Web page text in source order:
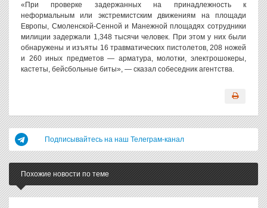
«При проверке задержанных на принадлежность к
неформальным или экстремистским движениям на площади
Европы, Смоленской-Сенной и Манежной площадях сотрудники
милиции задержали 1,348 тысячи человек. При этом у них были
обнаружены и изъяты 16 травматических пистолетов, 208 ножей
и 260 иных предметов — арматура, молотки, электрошокеры,
кастеты, бейсбольные биты», — сказал собеседник агентства.
Подписывайтесь на наш Телеграм-канал
Похожие новости по теме